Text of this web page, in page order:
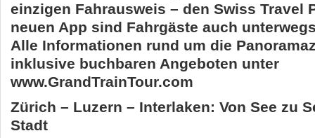
einzigen Fahrausweis – den Swiss Travel
neuen App sind Fahrgäste auch
Alle Informationen rund um die
inklusive buchbaren Angeboten unter
www.GrandTrainTour.com
Zürich – Luzern – Interlaken: Von See zu
Stadt